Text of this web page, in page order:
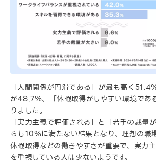
「人間関係が円滑である」が最も高く51.4
が48.7％、「休暇取得がしやすい環境で
りました。
「実力主義で評価される」と「若手の裁量
らも10％に満たない結果となり、理想の職
休暇取得などの働きやすさが重要で、実力
を重視している人は少ないようです。